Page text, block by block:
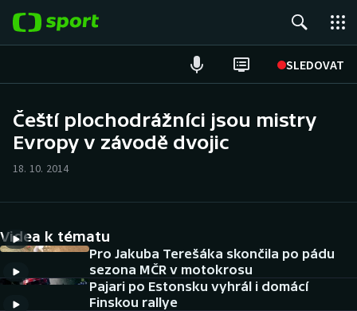
SLEDOVAT
Hokej
Cyklistika
DALŠÍ SPORTY
Čeští plochodrážníci jsou mistry
Evropy v závodě dvojic
18. 10. 2014
Videa k tématu
Pro Jakuba Terešáka skončila po pádu
sezona MČR v motokrosu
Pajari po Estonsku vyhrál i domácí
Finskou rallye